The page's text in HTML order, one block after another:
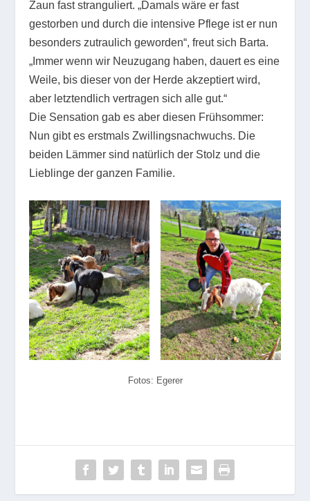
Zaun fast stranguliert. „Damals wäre er fast
gestorben und durch die intensive Pflege ist er nun
besonders zutraulich geworden“, freut sich Barta.
„Immer wenn wir Neuzugang haben, dauert es eine
Weile, bis dieser von der Herde akzeptiert wird,
aber letztendlich vertragen sich alle gut.“
Die Sensation gab es aber diesen Frühsommer:
Nun gibt es erstmals Zwillingsnachwuchs. Die
beiden Lämmer sind natürlich der Stolz und die
Lieblinge der ganzen Familie.
Fotos: Egerer